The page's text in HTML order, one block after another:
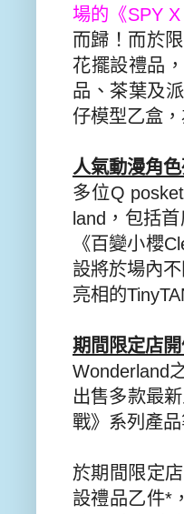
場的《SPY
而歸！而於
花擺設禮品
品、茶葉及
仔模型乙盒
人氣動漫角
多位Q posket
land ，包括
《百變小櫻Cl
設將於場內
亮相的
期間限定店
Wonderland
出售多款最
戰》系列產品
於期間限定
設禮品乙件*